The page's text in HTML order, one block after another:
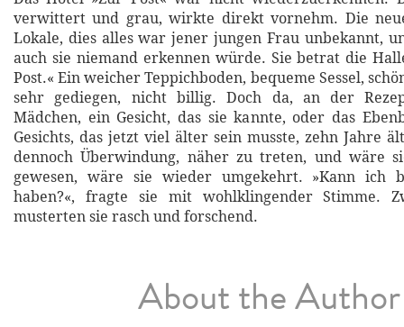
verwittert und grau, wirkte direkt vornehm. Die
Lokale, dies alles war jener jungen Frau unbekannt,
auch sie niemand erkennen würde. Sie betrat die
Post.« Ein weicher Teppichboden, bequeme Sessel,
sehr gediegen, nicht billig. Doch da, an der
Mädchen, ein Gesicht, das sie kannte, oder das
Gesichts, das jetzt viel älter sein musste, zehn Jahre
dennoch Überwindung, näher zu treten, und wäre
gewesen, wäre sie wieder umgekehrt. »Kann ich
haben?«, fragte sie mit wohlklingender Stimme.
musterten sie rasch und forschend.
About the Author